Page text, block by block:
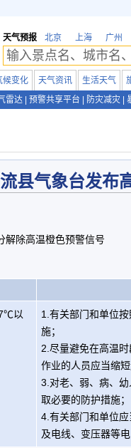
天气预报 北京 上海 广州
候变化 天气资讯 生活天气
雷达 预警共享平台 防灾减灾
县气象台发布
解除高温橙色预警信号
以
1.有关部门和单位
施；
2.尽量避免在高温
作业的人员应当缩
3.对老、弱、病、
取必要的防护措施；
4.有关部门和单位
及电线、变压器等